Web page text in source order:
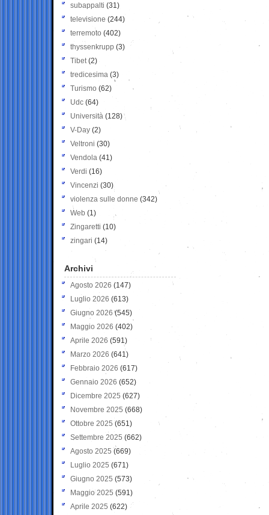
subappalti (31)
televisione(244)
terremoto (402)
thyssenkrupp (3)
Tibet(2)
tredicesima (3)
Turismo (62)
Udc (64)
Università (128)
V-Day (2)
Veltroni (30)
Vendola (41)
Verdi (16)
Vincenzi (30)
violenza sulle donne (342)
Web (1)
Zingaretti (10)
zingari (14)
Archivi
Agosto 2026 (147)
Luglio 2026 (613)
Giugno 2026 (545)
Maggio 2026 (402)
Aprile 2026 (591)
Marzo 2026 (641)
Febbraio 2026 (617)
Gennaio 2026 (652)
Dicembre 2025 (627)
Novembre 2025 (668)
Ottobre 2025 (651)
Settembre 2025 (662)
Agosto 2025 (669)
Luglio 2025 (671)
Giugno 2025 (573)
Maggio 2025 (591)
Aprile 2025 (622)